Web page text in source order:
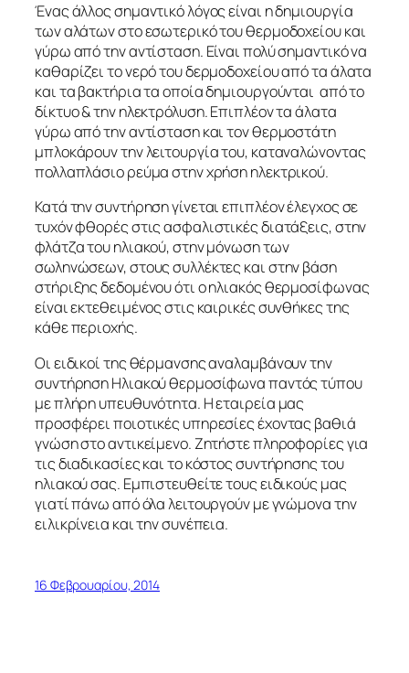
Ένας άλλος σημαντικό λόγος είναι η δημιουργία
των αλάτων στο εσωτερικό του θερμοδοχείου και
γύρω από την αντίσταση. Είναι πολύ σημαντικό να
καθαρίζει το νερό του δερμοδοχείου από τα άλατα
και τα βακτήρια τα οποία δημιουργούνται από το
δίκτυο & την ηλεκτρόλυση. Επιπλέον τα άλατα
γύρω από την αντίσταση και τον θερμοστάτη
μπλοκάρουν την λειτουργία του, καταναλώνοντας
πολλαπλάσιο ρεύμα στην χρήση ηλεκτρικού.
Κατά την συντήρηση γίνεται επιπλέον έλεγχος σε
τυχόν φθορές στις ασφαλιστικές διατάξεις, στην
φλάτζα του ηλιακού, στην μόνωση των
σωληνώσεων, στους συλλέκτες και στην βάση
στήριξης δεδομένου ότι ο ηλιακός θερμοσίφωνας
είναι εκτεθειμένος στις καιρικές συνθήκες της
κάθε περιοχής.
Οι ειδικοί της θέρμανσης αναλαμβάνουν την
συντήρηση Ηλιακού θερμοσίφωνα παντός τύπου
με πλήρη υπευθυνότητα. Η εταιρεία μας
προσφέρει ποιοτικές υπηρεσίες έχοντας βαθιά
γνώση στο αντικείμενο. Ζητήστε πληροφορίες για
τις διαδικασίες και το κόστος συντήρησης του
ηλιακού σας. Εμπιστευθείτε τους ειδικούς μας
γιατί πάνω από όλα λειτουργούν με γνώμονα την
ειλικρίνεια και την συνέπεια.
16 Φεβρουαρίου, 2014